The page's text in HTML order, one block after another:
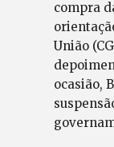
compra
União
ocasião,